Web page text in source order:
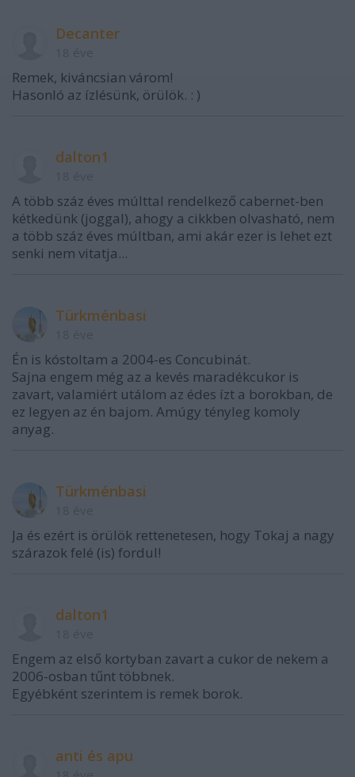
Decanter
Remek, kiváncsian várom!
Hasonló az ízlésünk, örülök. : )
dalton1
A több száz éves múlttal rendelkező cabernet-ben
kétkedünk (joggal), ahogy a cikkben olvasható, nem
a több száz éves múltban, ami akár ezer is lehet ezt
senki nem vitatja...
Türkménbasi
Én is kóstoltam a 2004-es Concubinát.
Sajna engem még az a kevés maradékcukor is
zavart, valamiért utálom az édes ízt a borokban, de
ez legyen az én bajom. Amúgy tényleg komoly
anyag.
Türkménbasi
Ja és ezért is örülök rettenetesen, hogy Tokaj a nagy
szárazok felé (is) fordul!
dalton1
Engem az első kortyban zavart a cukor de nekem a
2006-osban tűnt többnek.
Egyébként szerintem is remek borok.
anti és apu